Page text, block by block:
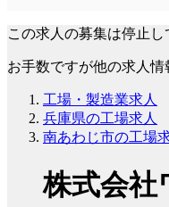
この求人の募集は停止し
お手数ですが他の求人情
工場・製造業求人
兵庫県の工場求人
南あわじ市の工場
株式会社